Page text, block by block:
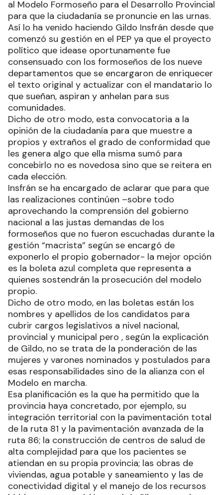
al Modelo Formoseño para el Desarrollo Provincial
para que la ciudadanía se pronuncie en las urnas.
Así lo ha venido haciendo Gildo Insfrán desde que
comenzó su gestión en el PEP ya que el proyecto
político que idease oportunamente fue
consensuado con los formoseños de los nueve
departamentos que se encargaron de enriquecer
el texto original y actualizar con el mandatario lo
que sueñan, aspiran y anhelan para sus
comunidades.
Dicho de otro modo, esta convocatoria a la
opinión de la ciudadanía para que muestre a
propios y extraños el grado de conformidad que
les genera algo que ella misma sumó para
concebirlo no es novedosa sino que se reitera en
cada elección.
Insfrán se ha encargado de aclarar que para que
las realizaciones continúen –sobre todo
aprovechando la comprensión del gobierno
nacional a las justas demandas de los
formoseños que no fueron escuchadas durante la
gestión “macrista” según se encargó de
exponerlo el propio gobernador- la mejor opción
es la boleta azul completa que representa a
quienes sostendrán la prosecución del modelo
propio.
Dicho de otro modo, en las boletas están los
nombres y apellidos de los candidatos para
cubrir cargos legislativos a nivel nacional,
provincial y municipal pero , según la explicación
de Gildo, no se trata de la ponderación de las
mujeres y varones nominados y postulados para
esas responsabilidades sino de la alianza con el
Modelo en marcha.
Esa planificación es la que ha permitido que la
provincia haya concretado, por ejemplo, su
integración territorial con la pavimentación total
de la ruta 81 y la pavimentación avanzada de la
ruta 86; la construcción de centros de salud de
alta complejidad para que los pacientes se
atiendan en su propia provincia; las obras de
viviendas, agua potable y saneamiento y las de
conectividad digital y el manejo de los recursos